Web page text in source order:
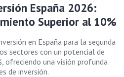
España 2026:
Superior al 10%
en España para la segunda
sectores con un potencial de
ofreciendo una visión profunda
de inversión.